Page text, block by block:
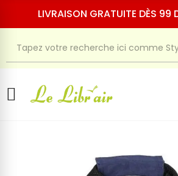
LIVRAISON GRATUITE DÈS 99